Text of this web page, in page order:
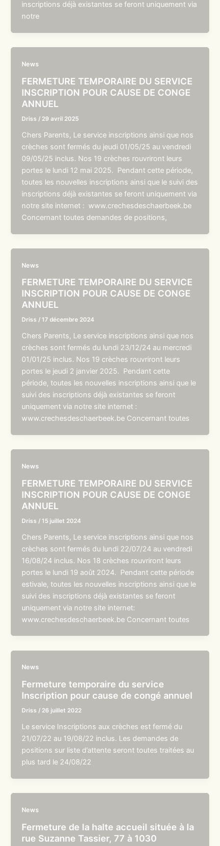
inscriptions déjà existantes se feront uniquement via
notre
News
FERMETURE TEMPORAIRE DU SERVICE
INSCRIPTION POUR CAUSE DE CONGE
ANNUEL
Driss / 29 avril 2025
Chers Parents, Le service inscriptions ainsi que nos
crèches sont fermés du jeudi 01/05/25 au vendredi
09/05/25 inclus. Nos 19 crèches rouvriront leurs
portes le lundi 12 mai 2025. Pendant cette période,
toutes les nouvelles inscriptions ainsi que le suivi des
inscriptions déjà existantes se feront uniquement via
notre site internet : www.crechesdeschaerbeek.be
Concernant toutes demandes de positions,
News
FERMETURE TEMPORAIRE DU SERVICE
INSCRIPTION POUR CAUSE DE CONGE
ANNUEL
Driss /17 décembre 2024
Chers Parents, Le service inscriptions ainsi que nos
crèches sont fermés du lundi 23/12/24 au mercredi
01/01/25 inclus. Nos 19 crèches rouvriront leurs
portes le jeudi 2 janvier 2025. Pendant cette
période, toutes les nouvelles inscriptions ainsi que le
suivi des inscriptions déjà existantes se feront
uniquement via notre site internet :
www.crechesdeschaerbeek.be Concernant toutes
News
FERMETURE TEMPORAIRE DU SERVICE
INSCRIPTION POUR CAUSE DE CONGE
ANNUEL
Driss /15 juillet 2024
Chers Parents, Le service inscriptions ainsi que nos
crèches sont fermés du lundi 22/07/24 au vendredi
16/08/24 inclus. Nos 18 crèches rouvriront leurs
portes le lundi 19 août 2024. Pendant cette période
estivale, toutes les nouvelles inscriptions ainsi que le
suivi des inscriptions déjà existantes se feront
uniquement via notre site internet:
www.crechesdeschaerbeek.be Concernant toutes
News
Fermeture temporaire du service
Inscription pour cause de congé annuel
Driss / 26 juillet 2022
Le service Inscriptions aux crèches est fermé du
21/07/22 au 19/08/22 inclus. Les demandes de
positions sur liste d’attente seront toutes traitées au
plus tard le 24/08/22
News
Fermeture de la halte accueil située à la
rue Suzanne Tassier, 77 à 1030